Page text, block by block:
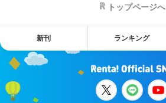
トップページへ
新刊 ランキング